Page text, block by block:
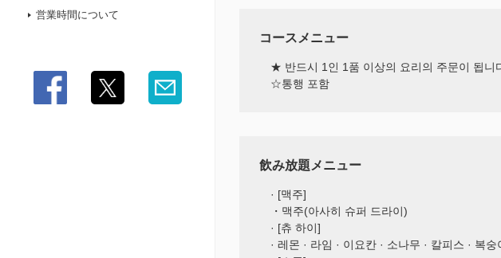
営業時間について
コースメニュー
★ 반드시 1인 1품 이상의 요리의 주문이 됩니
☆통행 포함
飲み放題メニュー
· [맥주]
・맥주(아사히 슈퍼 드라이)
· [츄 하이]
· 레몬 · 라임 · 이요칸 · 소나무 · 칼피스 · 복숭